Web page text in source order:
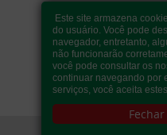
destaca.
qualidade
comunicação a
Este site armazena
do usuário. Você pode
navegador, entretanto,
não funcionarão
você pode consultar os
continuar navegando por
serviços, você aceita